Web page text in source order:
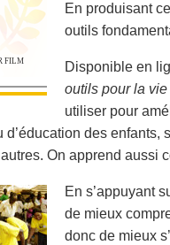
FILM
En produisant
outils
Disponible en
outils pour la vie
utiliser pour
des enfants,
On apprend aussi
En s’appuyant
de mieux
donc de mieux